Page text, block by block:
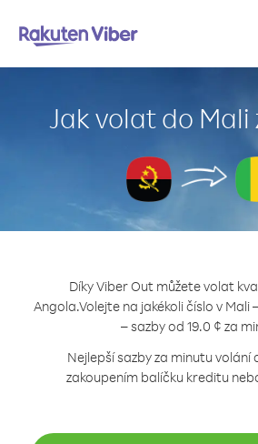
Jak volat do Mali
Díky Viber Out můžete volat
Angola.Volejte na jakékoli číslo v Mali
– sazby od 19.0 ¢ za
Nejlepší sazby za minutu volání
zakoupením balíčku kreditu